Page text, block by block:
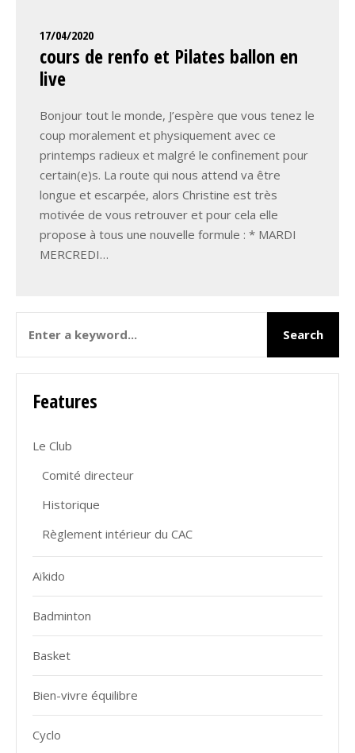
17/04/2020
cours de renfo et Pilates ballon en
live
Bonjour tout le monde, J’espère que vous tenez le
coup moralement et physiquement avec ce
printemps radieux et malgré le confinement pour
certain(e)s. La route qui nous attend va être
longue et escarpée, alors Christine est très
motivée de vous retrouver et pour cela elle
propose à tous une nouvelle formule : * MARDI
MERCREDI…
Features
Le Club
Comité directeur
Historique
Règlement intérieur du CAC
Aïkido
Badminton
Basket
Bien-vivre équilibre
Cyclo